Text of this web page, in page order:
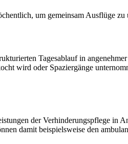
um gemeinsam Ausflüge
Tagesablauf in
wird oder Spaziergänge
der Verhinderungspflege in
damit beispielsweise den